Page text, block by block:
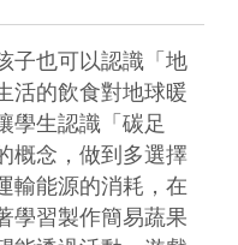
子也可以認識「地
活的飲食對地球暖
學生認識「碳足
概念，做到多選擇
輸能源的消耗，在
學習製作簡易蔬果